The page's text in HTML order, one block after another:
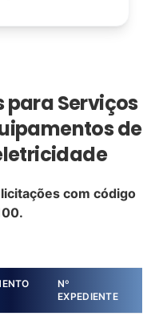
Serviços
de
com código
Nº
EXPEDIENTE